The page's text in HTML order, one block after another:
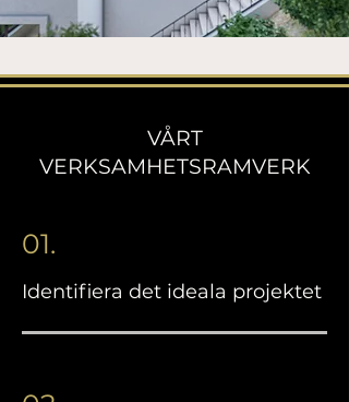
VÅRT
VERKSAMHETSRAMVERK
01.
Identifiera det ideala projektet